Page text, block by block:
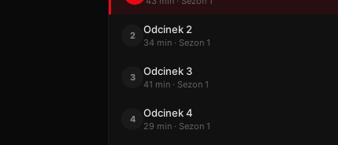
2 Odcinek 2
34 min · Sezon 1
3 Odcinek 3
41 min · Sezon 1
4 Odcinek 4
29 min · Sezon 1